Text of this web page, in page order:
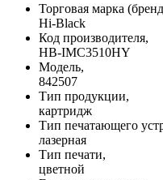
Торговая марка
Hi-Black
Код производителя,
HB-IMC3510HY
Модель,
842507
Тип продукции,
картридж
Тип печатающего
лазерная
Тип печати,
цветной